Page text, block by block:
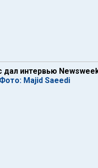
интервью
Majid Saeedi